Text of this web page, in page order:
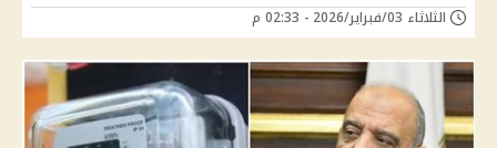
الثلاثاء 03/فبراير/2026 - 02:33 م